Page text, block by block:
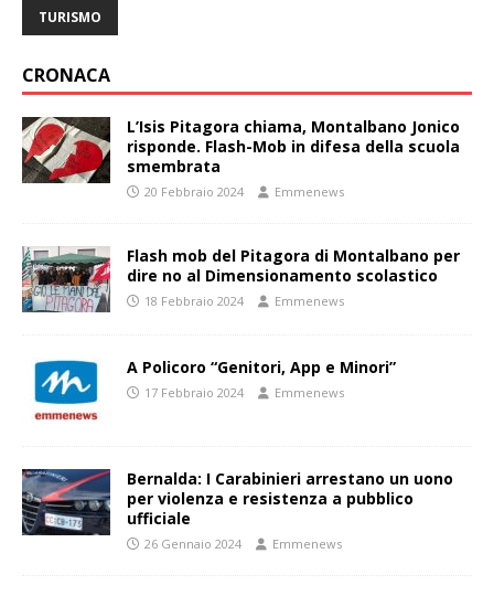
TURISMO
CRONACA
L’Isis Pitagora chiama, Montalbano Jonico
risponde. Flash-Mob in difesa della scuola
smembrata
20 Febbraio 2024 Emmenews
Flash mob del Pitagora di Montalbano per
dire no al Dimensionamento scolastico
18 Febbraio 2024 Emmenews
A Policoro “Genitori, App e Minori”
17 Febbraio 2024 Emmenews
Bernalda: I Carabinieri arrestano un uono
per violenza e resistenza a pubblico
ufficiale
26 Gennaio 2024 Emmenews